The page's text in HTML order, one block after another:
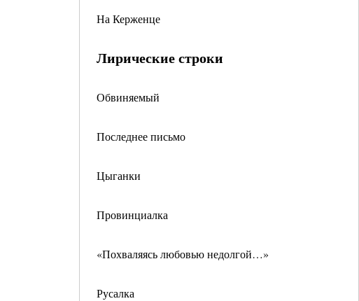
На Керженце
Лирические строки
Обвиняемый
Последнее письмо
Цыганки
Провинциалка
«Похваляясь любовью недолгой…»
Русалка